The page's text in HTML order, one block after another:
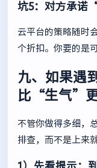
坑5：对方承诺
云平台的策略随时
个折扣。你要的是
九、如果遇
比“生气”
不管你做得多细，
排查，而不是上来
1）先看提示：